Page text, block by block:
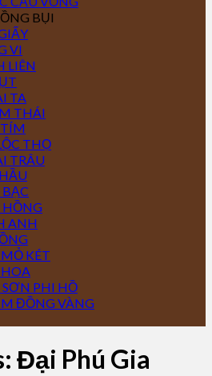
BỤI
VI
LIÊN
TA
THÁI
THỌ
TRÂU
ANH
KÉT
PHI HỒ
ĐỒNG VÀNG
Đại Phú Gia